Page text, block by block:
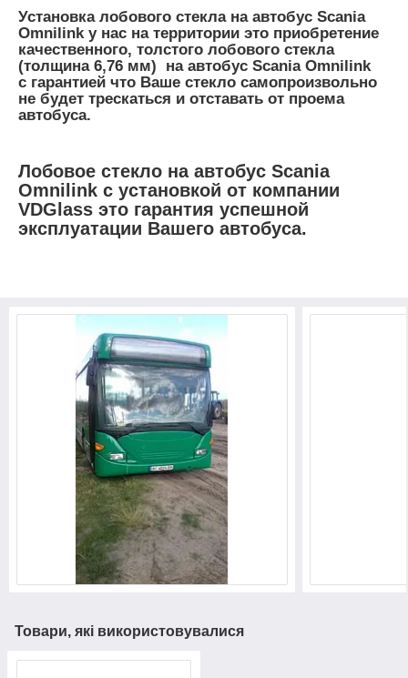
Установка лобового стекла на автобус Scania
Omnilink у нас на территории это приобретение
качественного, толстого лобового стекла
(толщина 6,76 мм) на автобус Scania Omnilink
с гарантией что Ваше стекло самопроизвольно
не будет трескаться и отставать от проема
автобуса.
Лобовое стекло на автобус Scania
Omnilink с установкой от компании
VDGlass это гарантия успешной
эксплуатации Вашего автобуса.
Товари, які використовувалися